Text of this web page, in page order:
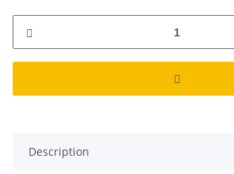
Description